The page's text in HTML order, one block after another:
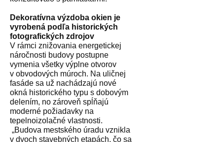
Dekoratívna výzdoba okien je
vyrobená podľa historických
fotografických zdrojov
V rámci znižovania energetickej
náročnosti budovy postupne
vymenia všetky výplne otvorov
v obvodových múroch. Na uličnej
fasáde sa už nachádzajú nové
okná historického typu s dobovým
delením, no zároveň spĺňajú
moderné požiadavky na
tepelnoizolačné vlastnosti.
„Budova mestského úradu vznikla
v dvoch stavebných etapách, čo sa